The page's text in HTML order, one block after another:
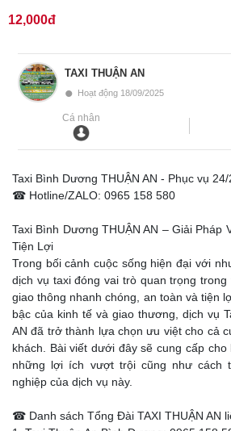
12,000đ
TAXI THUẬN AN
• Hoạt động 18/09/2025
Cá nhân
Taxi Bình Dương THUẬN AN - Phục vụ
☎ Hotline/ZALO: 0965 158 580
Taxi Bình Dương THUẬN AN – Giải Pháp
Tiện Lợi
Trong bối cảnh cuộc sống hiện đại với
dịch vụ taxi đóng vai trò quan trọng
giao thông nhanh chóng, an toàn và tiện
bậc của kinh tế và giao thương, dịch vụ
AN đã trở thành lựa chọn ưu việt cho cả
khách. Bài viết dưới đây sẽ cung cấp
những lợi ích vượt trội cũng như cách
nghiệp của dịch vụ này.
☎ Danh sách Tổng Đài TAXI THUẬN AN